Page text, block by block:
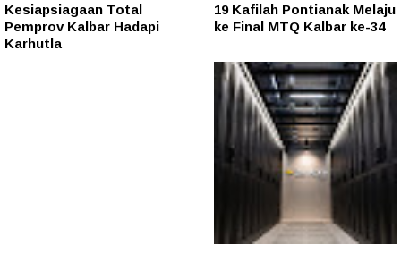
Kesiapsiagaan Total
Pemprov Kalbar Hadapi
Karhutla
19 Kafilah Pontianak Melaju
ke Final MTQ Kalbar ke-34